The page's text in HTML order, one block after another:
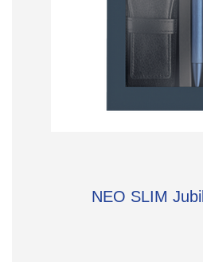
NEO SLIM